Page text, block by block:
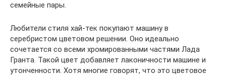
семейные пары.
Любители стиля хай-тек покупают машину в
серебристом цветовом решении. Оно идеально
сочетается со всеми хромированными частями Лада
Гранта. Такой цвет добавляет лаконичности машине и
утонченности. Хотя многие говорят, что это цветовое